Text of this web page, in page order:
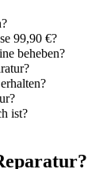
99,90 €?
beheben?
ist?